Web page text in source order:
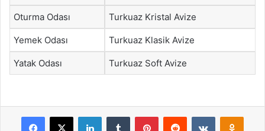
Oturma Odası Turkuaz Kristal Avize
Yemek Odası Turkuaz Klasik Avize
Yatak Odası Turkuaz Soft Avize
Facebook
X LinkedInTumblr PinterestReddit VKontakte